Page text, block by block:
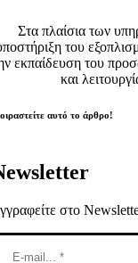
Στα πλαίσια των
του
εκπαίδευση του
και
αυτό το άρθρο!
στο